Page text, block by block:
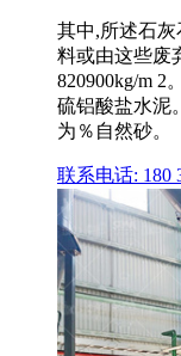
其中,所述石
料或由这些废
820900kg/m 2
硫铝酸盐水泥
为％自然砂。
联系电话: 180